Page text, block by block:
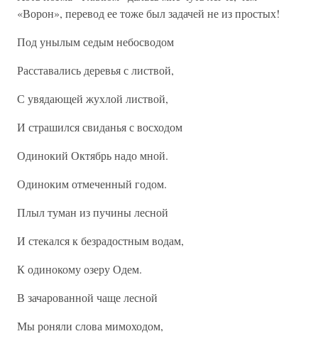
«Ворон», перевод ее тоже был задачей не из простых!
Под унылым седым небосводом
Расставались деревья с листвой,
С увядающей жухлой листвой,
И страшился свиданья с восходом
Одинокий Октябрь надо мной.
Одиноким отмеченный годом.
Плыл туман из пучины лесной
И стекался к безрадостным водам,
К одинокому озеру Одем.
В зачарованной чаще лесной
Мы роняли слова мимоходом,